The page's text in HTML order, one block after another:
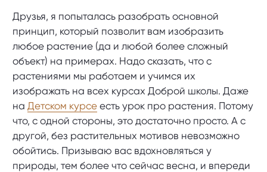
Друзья, я попыталась разобрать основной
принцип, который позволит вам изобразить
любое растение (да и любой более сложный
объект) на примерах. Надо сказать, что с
растениями мы работаем и учимся их
изображать на всех курсах Доброй школы. Даже
на Детском курсе есть урок про растения. Потому
что, с одной стороны, это достаточно просто. А с
другой, без растительных мотивов невозможно
обойтись. Призываю вас вдохновляться у
природы, тем более что сейчас весна, и впереди